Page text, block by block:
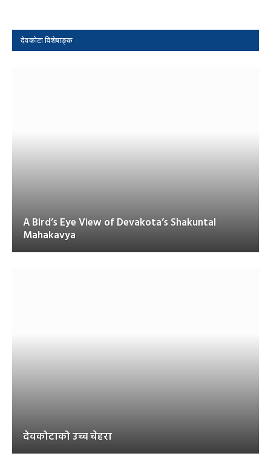
देवकोटा विशेषाङ्क
A Bird’s Eye View of Devakota’s Shakuntal
Mahakavya
देवकोटाको उच्च चेहरा